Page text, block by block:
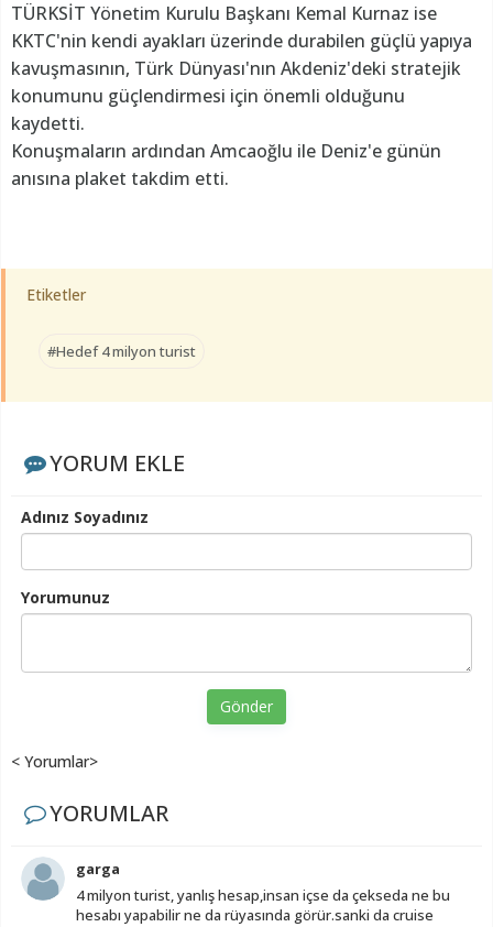
TÜRKSİT Yönetim Kurulu Başkanı Kemal Kurnaz ise
KKTC'nin kendi ayakları üzerinde durabilen güçlü yapıya
kavuşmasının, Türk Dünyası'nın Akdeniz'deki stratejik
konumunu güçlendirmesi için önemli olduğunu
kaydetti.
Konuşmaların ardından Amcaoğlu ile Deniz'e günün
anısına plaket takdim etti.
Etiketler
#Hedef 4 milyon turist
YORUM EKLE
Adınız Soyadınız
Yorumunuz
Gönder
< Yorumlar>
YORUMLAR
garga
4 milyon turist, yanlış hesap,insan içse da çekseda ne bu
hesabı yapabilir ne da rüyasında görür.sanki da cruise